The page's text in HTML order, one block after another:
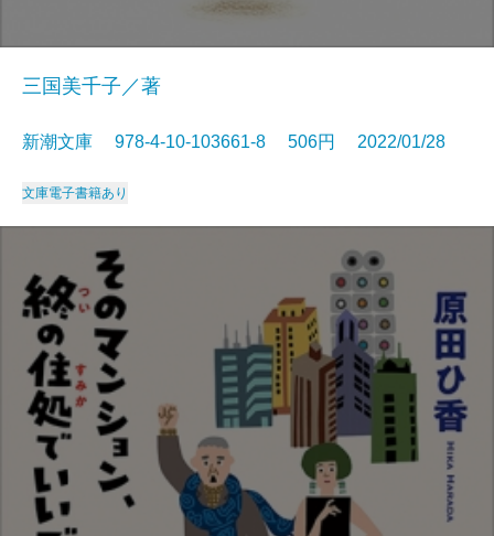
三国美千子／著
新潮文庫 978-4-10-103661-8 506円 2022/01/28
文庫電子書籍あり